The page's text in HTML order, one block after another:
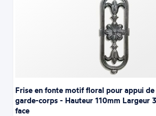
Frise en fonte motif floral pour appui
garde-corps - Hauteur 110mm Largeur
face